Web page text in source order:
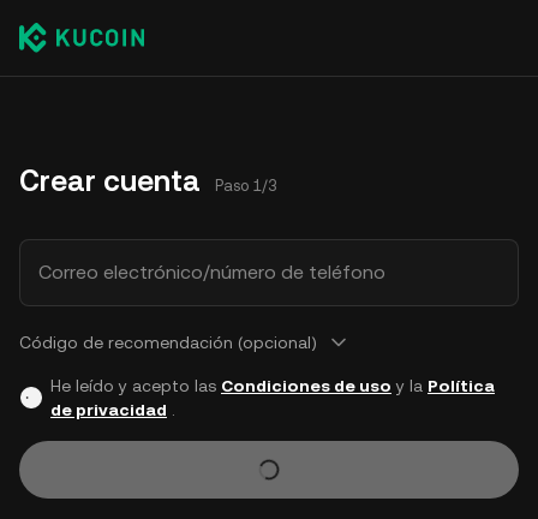
Crear cuenta Paso 1/3
Correo electrónico/número de teléfono
Código de recomendación (opcional)
He leído y acepto las Condiciones de uso y la Política
de privacidad